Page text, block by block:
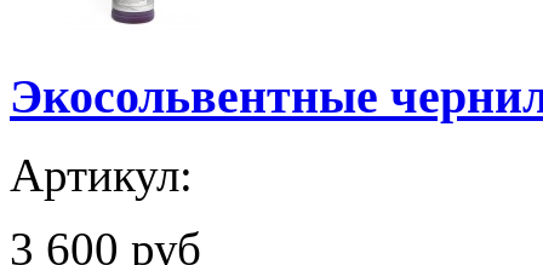
Экосольвентные
Артикул:
3 600 руб